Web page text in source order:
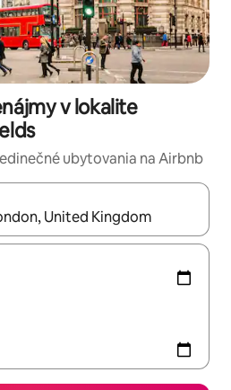
v lokalite
ubytovania na Airbnb
môžete si ich prechádzať